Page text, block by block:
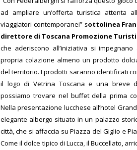
ad ampliare un’offerta turistica attenta
viaggiatori contemporanei” sottolinea
direttore di Toscana Promozione
che aderiscono all’iniziativa si
propria colazione almeno un prodotto
del territorio. I prodotti saranno identificati
il logo di Vetrina Toscana e una breve
possiamo trovare nel buffet della prima
Nella presentazione lucchese all’hotel
elegante albergo situato in un palazzo
città, che si affaccia su Piazza del Giglio e
Come il dolce tipico di Lucca, il Buccellato,